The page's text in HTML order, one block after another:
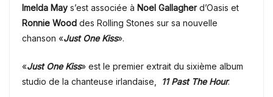
Imelda May s’est associée à Noel Gallagherd’Oasis et
Ronnie Wood des Rolling Stones sur sa nouvelle
chanson «Just One Kiss».
«Just One Kiss» est le premier extrait du sixième album
studio de la chanteuse irlandaise,
11 Past The Hour.